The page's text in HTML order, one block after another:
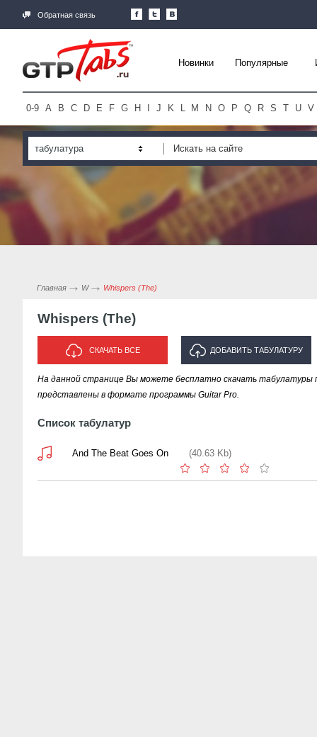
Обратная связь
Новинки Популярные
0-9 A B C D E F G H J K L M N O P Q R S T U V
табулатура
Главная W Whispers (The)
Whispers (The)
СКАЧАТЬ ВСЕ ДОБАВИТЬ ТАБУЛАТУРУ
ИСПОЛНИТЕЛЯ "WHISPERS
На данной странице Вы можете бесплатно скачать табулатуры
представлены в формате программы Guitar Pro.
Список табулатур
And The Beat Goes On (40.63 Kb)